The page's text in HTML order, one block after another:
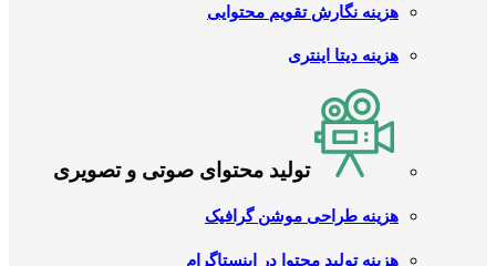
هزینه نگارش تقویم محتوایی
هزینه دیتا اینتری
تولید محتوای صوتی و تصویری
هزینه طراحی موشن گرافیک
هزینه تولید محتوا در اینستاگرام